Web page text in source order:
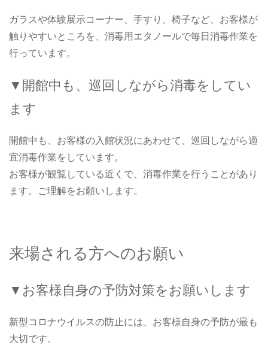
ガラスや体験展示コーナー、手すり、椅子など、お客様が
触りやすいところを、消毒用エタノールで毎日消毒作業を
行っています。
▼開館中も、巡回しながら消毒をしてい
ます
開館中も、お客様の入館状況にあわせて、巡回しながら適
宜消毒作業をしています。
お客様が観覧している近くで、消毒作業を行うことがあり
ます。ご理解をお願いします。
来場される方へのお願い
▼お客様自身の予防対策をお願いします
新型コロナウイルスの防止には、お客様自身の予防が最も
大切です。